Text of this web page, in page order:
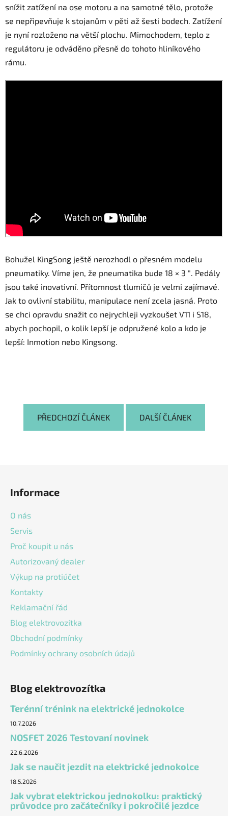
snížit zatížení na ose motoru a na samotné tělo, protože
se nepřipevňuje k stojanům v pěti až šesti bodech. Zatížení
je nyní rozloženo na větší plochu. Mimochodem, teplo z
regulátoru je odváděno přesně do tohoto hliníkového
rámu.
Bohužel KingSong ještě nerozhodl o přesném modelu
pneumatiky. Víme jen, že pneumatika bude 18 × 3 ″. Pedály
jsou také inovativní. Přítomnost tlumičů je velmi zajímavé.
Jak to ovlivní stabilitu, manipulace není zcela jasná. Proto
se chci opravdu snažit co nejrychleji vyzkoušet V11 i S18,
abych pochopil, o kolik lepší je odpružené kolo a kdo je
lepší: Inmotion nebo Kingsong.
PŘEDCHOZÍ ČLÁNEK DALŠÍ ČLÁNEK
Informace
O nás
Servis
Proč koupit u nás
Autorizovaný dealer
Výkup na protiúčet
Kontakty
Reklamační řád
Blog elektrovozítka
Obchodní podmínky
Podmínky ochrany osobních údajů
Blog elektrovozítka
Terénní trénink na elektrické jednokolce
10.7.2026
NOSFET 2026 Testovaní novinek
22.6.2026
Jak se naučit jezdit na elektrické jednokolce
18.5.2026
Jak vybrat elektrickou jednokolku: praktický
průvodce pro začátečníky i pokročilé jezdce